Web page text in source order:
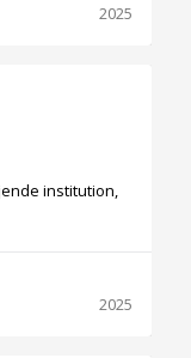
2025
institution,
2025